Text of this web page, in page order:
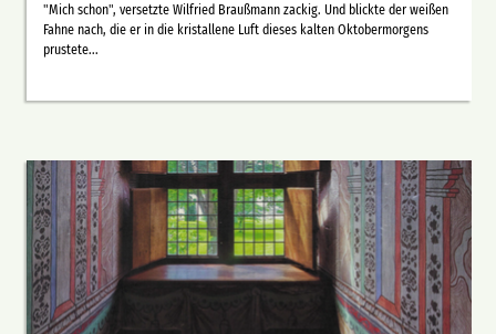
"Mich schon", versetzte Wilfried Braußmann zackig. Und blickte der weißen
Fahne nach, die er in die kristallene Luft dieses kalten Oktobermorgens
prustete...